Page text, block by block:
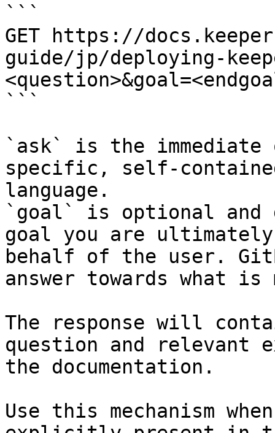
```
GET https://
guide/jp/deploying-
```
`ask` is the
specific, self-
language.
`goal` is optional and
goal you are
behalf of the user.
answer towards what
The response will
question and relevant
the documentation.
Use this mechanism